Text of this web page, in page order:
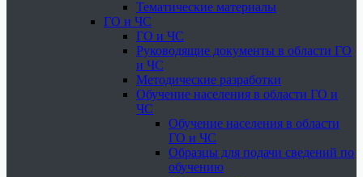
Тематические материалы
ГО и ЧС
ГО и ЧС
Руководящие документы в области ГО
и ЧС
Методические разработки
Обучение населения в области ГО и
ЧС
Обучение населения в области
ГО и ЧС
Образцы для подачи сведений по
обучению